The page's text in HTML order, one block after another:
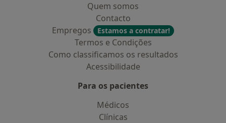
Quem somos
Contacto
Empregos
Estamos a contratar!
Termos e Condições
Como classificamos os resultados
Acessibilidade
Para os pacientes
Médicos
Clínicas